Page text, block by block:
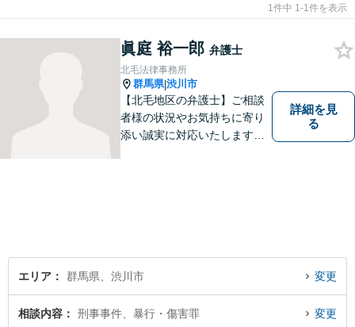
1件中 1-1件を表示
眞庭 裕一郎 弁護士
北毛法律事務所
群馬県|渋川市
【北毛地区の弁護士】ご相談
者様の状況やお気持ちに寄り
添い誠実に対応いたします。
詳細を見
る
エリア 群馬県、渋川市 変更
相談内容 刑事事件、暴行・傷害罪 変更